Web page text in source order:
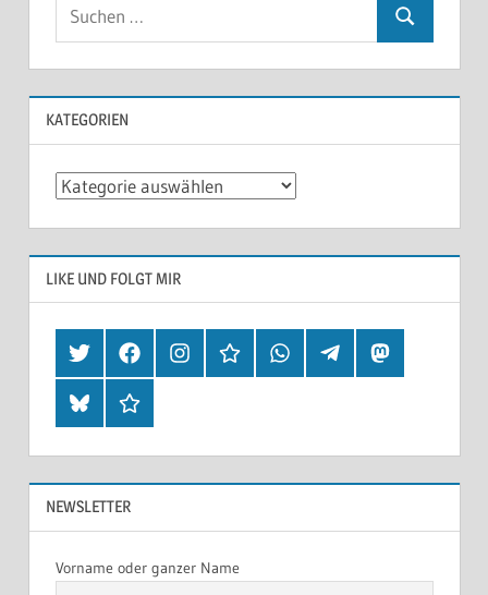
KATEGORIEN
Kategorien
LIKE UND FOLGT MIR
TwitterFacebookInstagramHearthisWhatsappTelegramMastodon
BlueskyThreads
NEWSLETTER
Vorname oder ganzer Name